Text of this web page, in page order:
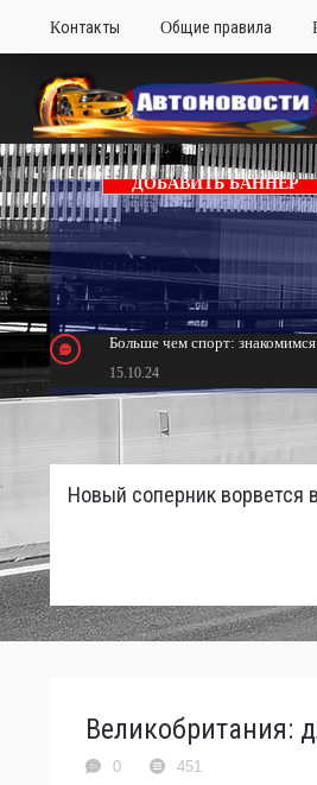
Контакты Общие правила
ДОБАВИТЬ БАННЕР
Больше чем спорт:
15.10.24
Тюнинг Mitsubishi Eclipse.
Великобритания:
0 451